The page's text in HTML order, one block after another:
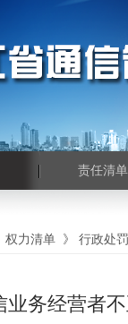
责任清单
权力清单 》 行政处罚
业务经营者